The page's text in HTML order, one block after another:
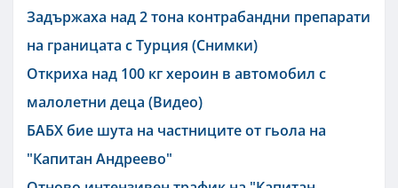
Задържаха над 2 тона контрабандни препарати
на границата с Турция (Снимки)
Откриха над 100 кг хероин в автомобил с
малолетни деца (Видео)
БАБХ бие шута на частниците от гьола на
"Капитан Андреево"